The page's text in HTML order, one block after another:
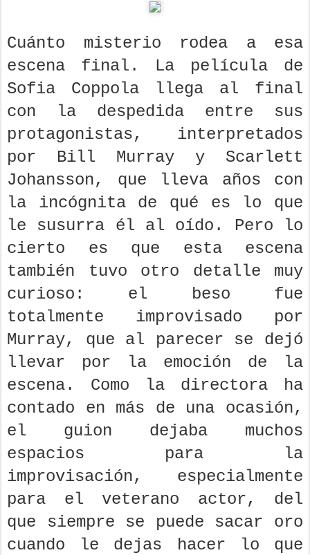
Cuánto misterio rodea a esa
escena final. La película de
Sofia Coppola llega al final
con la despedida entre sus
protagonistas, interpretados
por Bill Murray y Scarlett
Johansson, que lleva años con
la incógnita de qué es lo que
le susurra él al oído. Pero lo
cierto es que esta escena
también tuvo otro detalle muy
curioso: el beso fue
totalmente improvisado por
Murray, que al parecer se dejó
llevar por la emoción de la
escena. Como la directora ha
contado en más de una ocasión,
el guion dejaba muchos
espacios para la
improvisación, especialmente
para el veterano actor, del
que siempre se puede sacar oro
cuando le dejas hacer lo que